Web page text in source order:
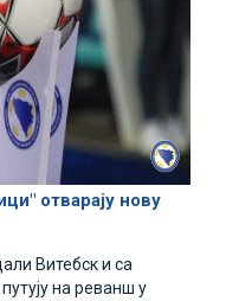
отварају нову
Витебск и са
на реванш у